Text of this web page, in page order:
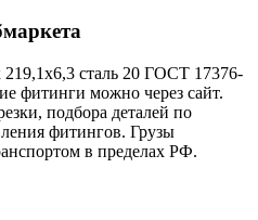
сталь 20 ГОСТ 17376-
фитинги можно через сайт.
подбора деталей по
фитингов. Грузы
в пределах РФ.